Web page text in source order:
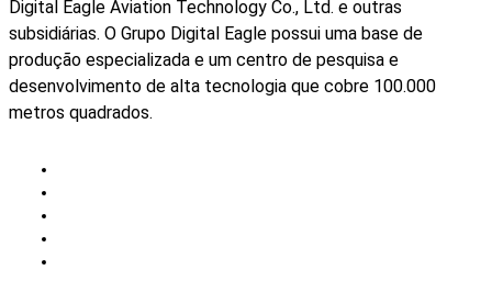
Digital Eagle Aviation Technology Co., Ltd. e outras
subsidiárias. O Grupo Digital Eagle possui uma base de
produção especializada e um centro de pesquisa e
desenvolvimento de alta tecnologia que cobre 100.000
metros quadrados.